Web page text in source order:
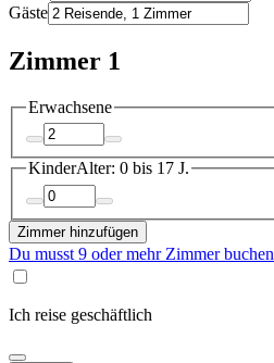
Gäste
Zimmer 1
Erwachsene
KinderAlter: 0 bis 17 J.
Zimmer hinzufügen
Du musst 9 oder mehr Zimmer
Ich reise geschäftlich